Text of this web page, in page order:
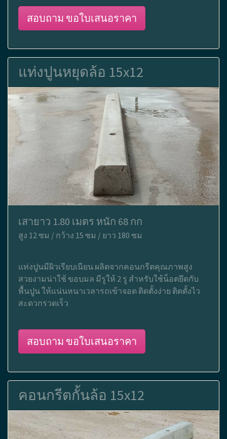
สอบถาม ขอใบเสนอราคา
แท่งปูนหยุดล้อ 15x12
เสายาว 1.80 เมตร หนัก 68 กก
สูง 12 ซม / กว้าง 15 ซม / ยาว 180 ซม
แท่งปูนมีผิวเรียบเนียน ผลิตจากคอนกรีตคุณภาพสูง
สวยงามน่าใช้ ขอบมล มีรูให้ 2 รู สำหรับใช้น็อตยึดกับ
พื้นปูน ให้แน่นหนาเวลารถเข้าจอด ติดตั้งง่าย ติดตั้งไว
สะดวกรวดเร็ว
สอบถาม ขอใบเสนอราคา
คอนกรีตกั้นล้อ 15x12